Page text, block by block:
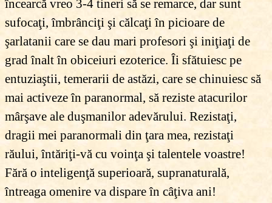
încearcă vreo 3-4 tineri să se remarce, dar sunt
sufocaţi, îmbrânciţi şi călcaţi în picioare de
şarlatanii care se dau mari profesori şi iniţiaţi de
grad înalt în obiceiuri ezoterice. Îi sfătuiesc pe
entuziaştii, temerarii de astăzi, care se chinuiesc să
mai activeze în paranormal, să reziste atacurilor
mârşave ale duşmanilor adevărului. Rezistaţi,
dragii mei paranormali din ţara mea, rezistaţi
răului, întăriţi-vă cu voinţa şi talentele voastre!
Fără o inteligenţă superioară, supranaturală,
întreaga omenire va dispare în câţiva ani!